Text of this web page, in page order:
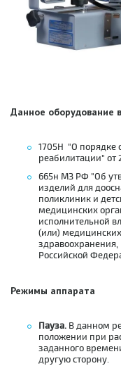
Данное оборудование
1705H "О порядке
реабилитации" от
665н МЗ РФ "Об
изделий для
поликлиник и
медицинских
исполнительной
(или)
Российской
Режимы аппарата
Пауза. В данном
положении при
заданного
другую сторону.